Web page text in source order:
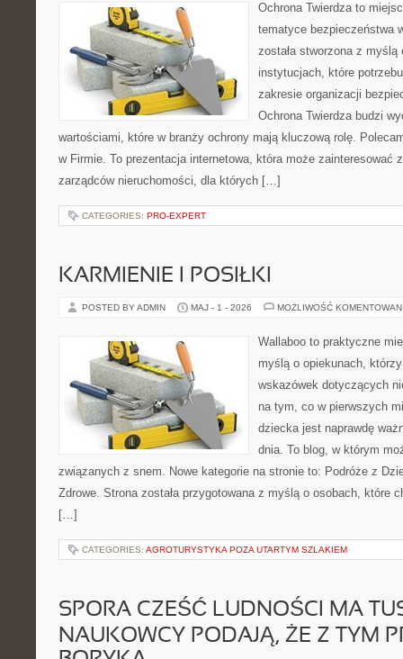
Ochrona Twierdza to
tematyce bezpieczeństwa
została stworzona z
instytucjach, które
zakresie organizacji
Ochrona Twierdza budzi
wartościami, które w branży ochrony mają kluczową rolę.
w Firmie. To prezentacja internetowa, która może zainteresować
zarządców nieruchomości, dla których […]
CATEGORIES: PRO-EXPERT
KARMIENIE I POSIŁKI
POSTED BY ADMIN MAJ - 1 - 2026 MOŻLIWOŚĆ
Wallaboo to praktyczne
myślą o opiekunach,
wskazówek dotyczących
na tym, co w pierwszych
dziecka jest naprawdę
dnia. To blog, w którym
związanych z snem. Nowe kategorie na stronie to: Podróże z
Zdrowe. Strona została przygotowana z myślą o osobach, które
[…]
CATEGORIES: AGROTURYSTYKA POZA UTARTYM SZLAKIEM
SPORA CZEŚĆ LUDNOŚCI MA
NAUKOWCY PODAJĄ, ŻE Z TYM